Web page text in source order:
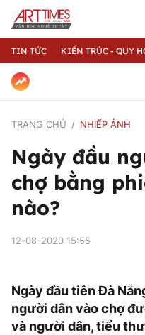
TIN TỨC KIẾN TRÚC - QUY
TRANG CHỦ NHIẾP ẢNH
Ngày đầu
chợ bằng
nào?
12-08-2020 15:55
Ngày đầu tiên Đà
người dân vào chợ
và người dân, tiểu